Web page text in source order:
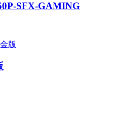
SFX-GAMING